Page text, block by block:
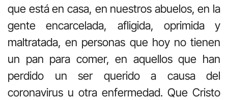
que está en casa, en nuestros abuelos, en la
gente encarcelada, afligida, oprimida y
maltratada, en personas que hoy no tienen
un pan para comer, en aquellos que han
perdido un ser querido a causa del
coronavirus u otra enfermedad. Que Cristo